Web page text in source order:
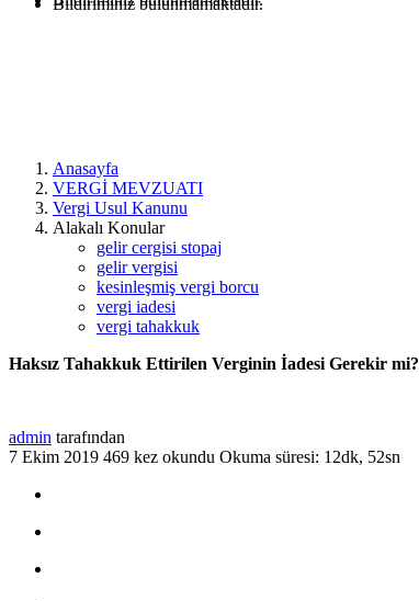
Bildiriminiz bulunmamaktadır.
Anasayfa
VERGİ MEVZUATI
Vergi Usul Kanunu
Alakalı Konular
gelir cergisi stopaj
gelir vergisi
kesinleşmiş vergi borcu
vergi iadesi
vergi tahakkuk
Haksız Tahakkuk Ettirilen Verginin İadesi Gerekir mi?
admin tarafından
7 Ekim 2019 469 kez okundu Okuma süresi: 12dk, 52sn